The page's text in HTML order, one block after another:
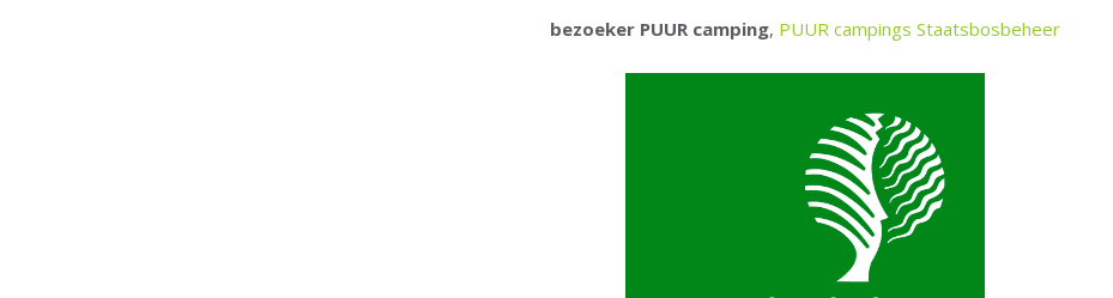
bezoeker PUUR camping, PUUR campings Staatsbosbeheer